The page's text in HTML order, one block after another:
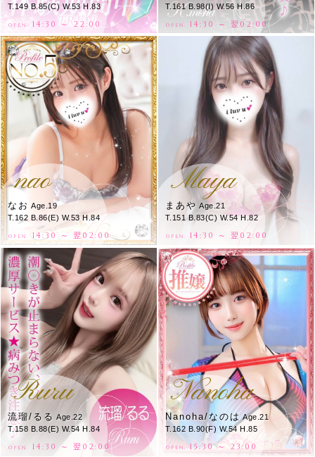
T.149 B.85(C) W.53 H.83
OPEN. 14:30 ～ 22:00
T.161 B.98(I) W.56 H.86
OPEN. 14:30 ～ 翌02:00
nao
なお Age.19
T.162 B.86(E) W.53 H.84
OPEN. 14:30 ～ 翌02:00
Maya
まあや Age.21
T.151 B.83(C) W.54 H.82
OPEN. 14:30 ～ 翌02:00
Ruru
流瑠/るる Age.22
T.158 B.88(E) W.54 H.84
OPEN. 14:30 ～ 翌02:00
Nanoha
Nanoha/なのは Age.21
T.162 B.90(F) W.54 H.85
OPEN. 15:30 ～ 23:00